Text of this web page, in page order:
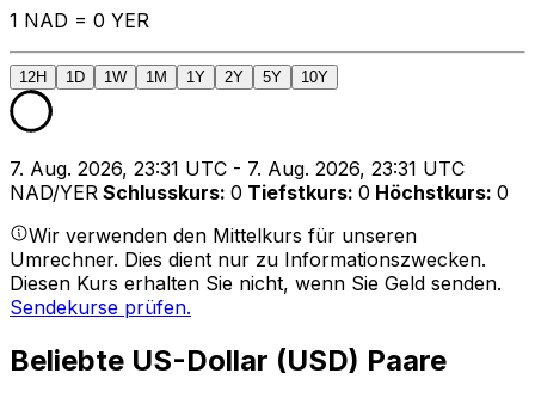
1 NAD = 0 YER
12H 1D 1W 1M 1Y 2Y 5Y 10Y
7. Aug. 2026, 23:31 UTC - 7. Aug. 2026, 23:31 UTC
NAD/YER Schlusskurs: 0 Tiefstkurs: 0 Höchstkurs: 0
Wir verwenden den Mittelkurs für unseren
Umrechner. Dies dient nur zu Informationszwecken.
Diesen Kurs erhalten Sie nicht, wenn Sie Geld senden.
Sendekurse prüfen.
Beliebte US-Dollar (USD) Paare